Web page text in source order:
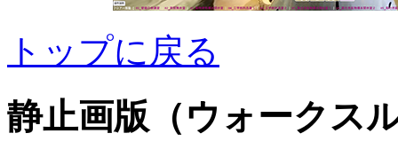
トップに戻る
静止画版（ウォークス